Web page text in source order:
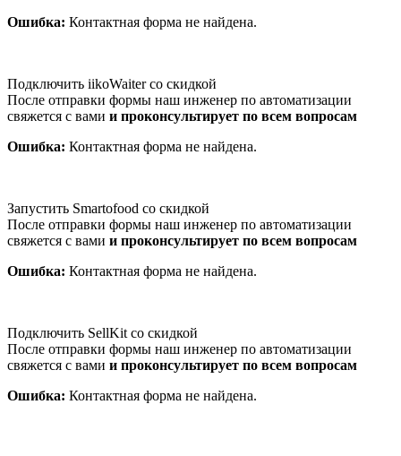
Ошибка: Контактная форма не найдена.
Подключить iikoWaiter со скидкой
После отправки формы наш инженер по автоматизации
свяжется с вами и проконсультирует по всем вопросам
Ошибка: Контактная форма не найдена.
Запустить Smartofood со скидкой
После отправки формы наш инженер по автоматизации
свяжется с вами и проконсультирует по всем вопросам
Ошибка: Контактная форма не найдена.
Подключить SellKit со скидкой
После отправки формы наш инженер по автоматизации
свяжется с вами и проконсультирует по всем вопросам
Ошибка: Контактная форма не найдена.